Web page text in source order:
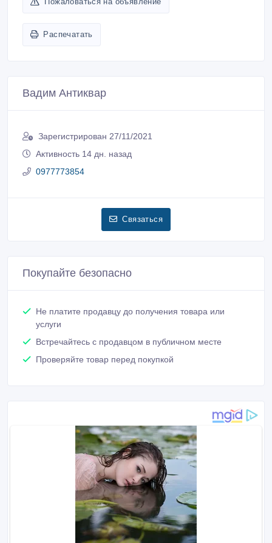
Распечатать
Вадим Антиквар
Зарегистрирован 27/11/2021
Активность 14 дн. назад
0977773854
Связаться
Покупайте безопасно
Не платите продавцу до получения товара или
услуги
Встречайтесь с продавцом в публичном месте
Проверяйте товар перед покупкой